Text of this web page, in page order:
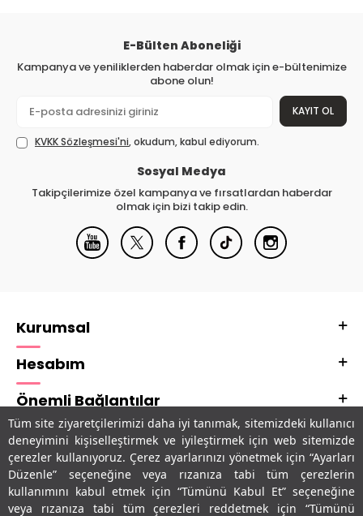
Tüm site ziyaretçilerimizi daha iyi tanımak, sitemizdeki kullanıcı
deneyimini kişiselleştirmek ve iyileştirmek için web sitemizde
çerezler kullanıyoruz. Çerez ayarlarınızı yönetmek için “Ayarları
Düzenle” seçeneğine veya rızanıza tabi tüm çerezlerin
kullanımını kabul etmek için “Tümünü Kabul Et” seçeneğine
veya rızanıza tabi tüm çerezleri reddetmek için “Tümünü
E-Bülten Aboneliği
Kampanya ve yeniliklerden haberdar olmak için e-bültenimize
abone olun!
KAYIT OL
KVKK Sözleşmesi'ni, okudum, kabul ediyorum.
Sosyal Medya
Takipçilerimize özel kampanya ve fırsatlardan haberdar
olmak için bizi takip edin.
Kurumsal
Hesabım
Önemli Bağlantılar
Adres & İletişim
Uygulamalarımız